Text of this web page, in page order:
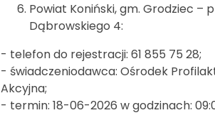
Powiat Koniński, gm. Grodziec –
Dąbrowskiego 4:
- telefon do rejestracji: 61 855 75 28;
- świadczeniodawca: Ośrodek
Akcyjna;
- termin: 18-06-2026 w godzinach: